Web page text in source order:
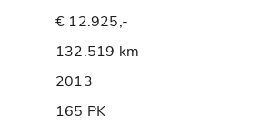
€ 12.925,-
132.519 km
2013
165 PK